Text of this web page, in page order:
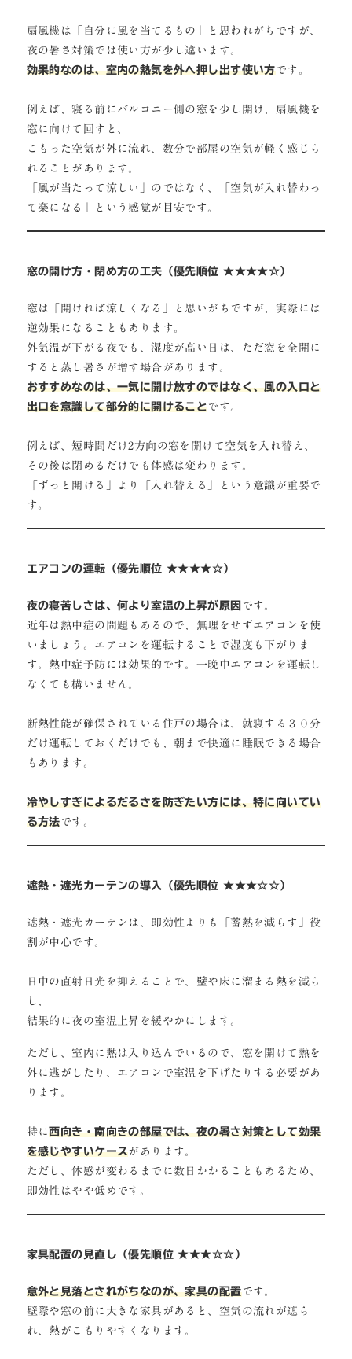
扇風機は「自分に風を当てるもの」と思われがちですが、
夜の暑さ対策では使い方が少し違います。
効果的なのは、室内の熱気を外へ押し出す使い方です。
例えば、寝る前にバルコニー側の窓を少し開け、扇風機を
窓に向けて回すと、
こもった空気が外に流れ、数分で部屋の空気が軽く感じら
れることがあります。
「風が当たって涼しい」のではなく、「空気が入れ替わっ
て楽になる」という感覚が目安です。
窓の開け方・閉め方の工夫（優先順位 ★★★★☆）
窓は「開ければ涼しくなる」と思いがちですが、実際には
逆効果になることもあります。
外気温が下がる夜でも、湿度が高い日は、ただ窓を全開に
すると蒸し暑さが増す場合があります。
おすすめなのは、一気に開け放すのではなく、風の入口と
出口を意識して部分的に開けることです。
例えば、短時間だけ2方向の窓を開けて空気を入れ替え、
その後は閉めるだけでも体感は変わります。
「ずっと開ける」より「入れ替える」という意識が重要で
す。
エアコンの運転（優先順位 ★★★★☆）
夜の寝苦しさは、何より室温の上昇が原因 です。
近年は熱中症の問題もあるので、無理をせずエアコンを使
いましょう。エアコンを運転することで湿度も下がりま
す。熱中症予防には効果的です。一晩中エアコンを運転し
なくても構いません。
断熱性能が確保されている住戸の場合は、就寝する３０分
だけ運転しておくだけでも、朝まで快適に睡眠できる場合
もあります。
冷やしすぎによるだるさを防ぎたい方には、特に向いてい
る方法です。
遮熱・遮光カーテンの導入（優先順位 ★★★☆☆）
遮熱・遮光カーテンは、即効性よりも「蓄熱を減らす」役
割が中心です。
日中の直射日光を抑えることで、壁や床に溜まる熱を減ら
し、
結果的に夜の室温上昇を緩やかにします。
ただし、室内に熱は入り込んでいるので、窓を開けて熱を
外に逃がしたり、エアコンで室温を下げたりする必要があ
ります。
特に西向き・南向きの部屋では、夜の暑さ対策として効果
を感じやすいケースがあります。
ただし、体感が変わるまでに数日かかることもあるため、
即効性はやや低めです。
家具配置の見直し（優先順位 ★★★☆☆）
意外と見落とされがちなのが、家具の配置です。
壁際や窓の前に大きな家具があると、空気の流れが遮ら
れ、熱がこもりやすくなります。